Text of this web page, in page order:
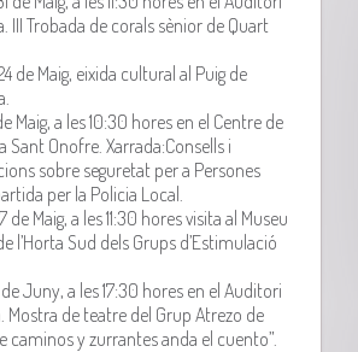
III Trobada de corals sènior de Quart
de Maig, eixida cultural al Puig de
Maig, a les 10:30 hores en el Centre de
Sant Onofre. Xarrada:Consells i
sobre seguretat per a Persones
per la Policia Local.
de Maig, a les 11:30 hores visita al Museu
l’Horta Sud dels Grups d’Estimulació
Juny, a les 17:30 hores en el Auditori
Mostra de teatre del Grup Atrezo de
caminos y zurrantes anda el cuento”.